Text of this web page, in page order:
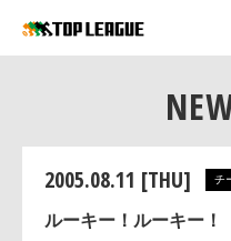
コラム
2005.08.11 [THU] チ
ルーキー！ルーキー！